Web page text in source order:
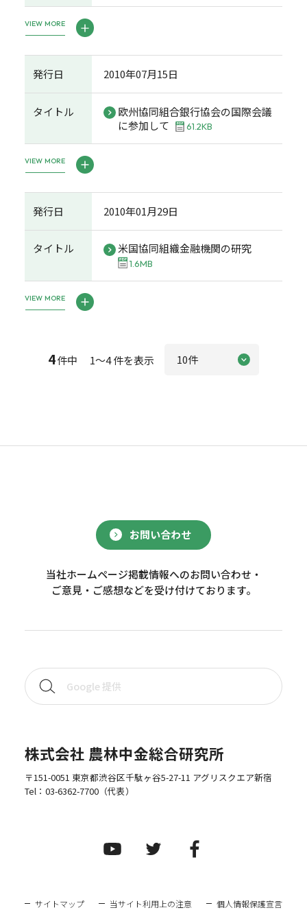
VIEW MORE
発行日 2010年07月15日
タイトル
欧州協同組合銀行協会の国際会議
に参加して
61.2KB
VIEW MORE
発行日 2010年01月29日
タイトル 米国協同組織金融機関の研究
1.6MB
VIEW MORE
4件中 1～4 件を表示
お問い合わせ
当社ホームページ掲載情報へのお問い合わせ・
ご意見・ご感想などを受け付けております。
株式会社 農林中金総合研究所
〒151-0051 東京都渋谷区千駄ヶ谷5-27-11 アグリスクエア新宿
Tel： 03-6362-7700（代表）
サイトマップ 当サイト利用上の注意 個人情報保護宣言